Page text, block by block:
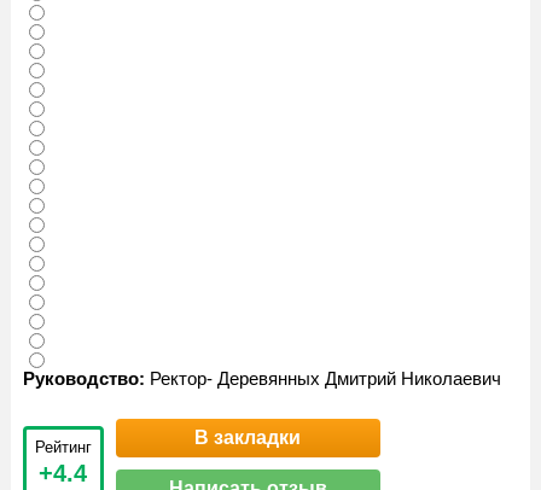
Руководство: Ректор- Деревянных Дмитрий Николаевич
Рейтинг
+4.4
В закладки